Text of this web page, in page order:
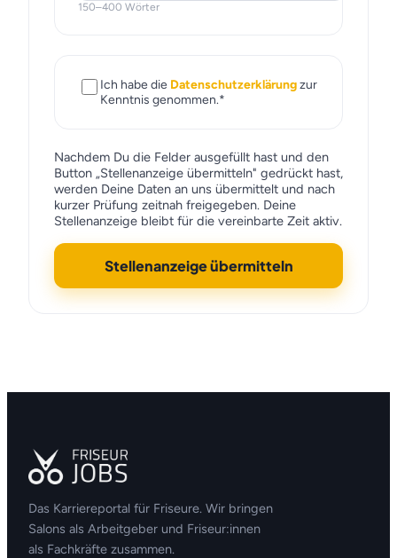
150–400 Wörter
Ich habe die Datenschutzerklärungzur
Kenntnis genommen.*
Nachdem Du die Felder ausgefüllt hast und den
Button „Stellenanzeige übermitteln" gedrückt hast,
werden Deine Daten an uns übermittelt und nach
kurzer Prüfung zeitnah freigegeben. Deine
Stellenanzeige bleibt für die vereinbarte Zeit aktiv.
Stellenanzeige übermitteln
Das Karriereportal für Friseure. Wir bringen
Salons als Arbeitgeber und Friseur:innen
als Fachkräfte zusammen.